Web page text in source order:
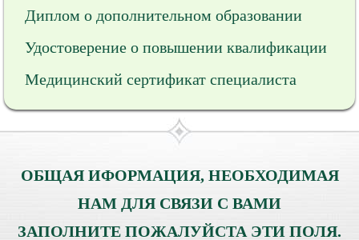
Диплом о дополнительном образовании
Удостоверение о повышении квалификации
Медицинский сертификат специалиста
ОБЩАЯ ИФОРМАЦИЯ, НЕОБХОДИМАЯ
НАМ ДЛЯ СВЯЗИ С ВАМИ
ЗАПОЛНИТЕ ПОЖАЛУЙСТА ЭТИ ПОЛЯ.